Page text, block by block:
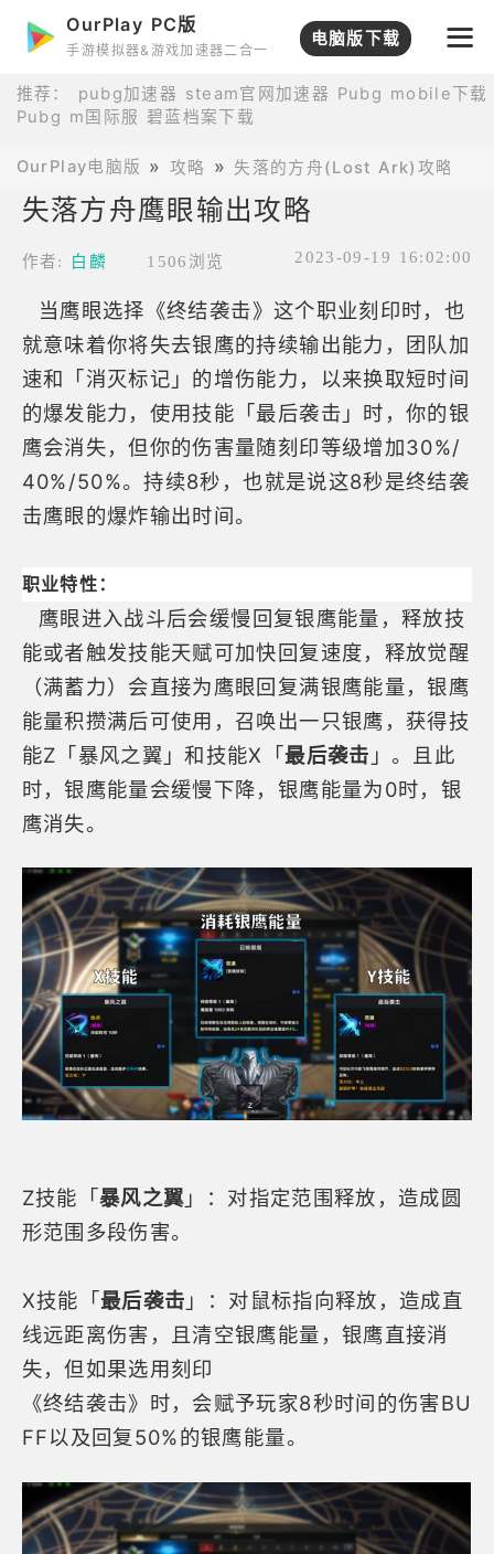
OurPlay PC版
手游模拟器&游戏加速器二合一
电脑版下载
推荐： pubg加速器 steam官网加速器
Pubg mobile下载
Pubg m国际服 碧蓝档案下载
OurPlay电脑版 攻略 失落的方舟(Lost Ark)攻略
失落方舟鹰眼输出攻略
作者: 白麟 1506浏览 2023-09-19 16:02:00
当鹰眼选择《终结袭击》这个职业刻印时，也
就意味着你将失去银鹰的持续输出能力，团队加
速和「消灭标记」的增伤能力，以来换取短时间
的爆发能力，使用技能「最后袭击」时，你的银
鹰会消失，但你的伤害量随刻印等级增加30%/
40%/50%。持续8秒，也就是说这8秒是终结袭
击鹰眼的爆炸输出时间。
职业特性：
鹰眼进入战斗后会缓慢回复银鹰能量，释放技
能或者触发技能天赋可加快回复速度，释放觉醒
（满蓄力）会直接为鹰眼回复满银鹰能量，银鹰
能量积攒满后可使用，召唤出一只银鹰，获得技
能Z「暴风之翼」和技能X「最后袭击 」。且此
时，银鹰能量会缓慢下降，银鹰能量为0时，银
鹰消失。
Z技能「暴风之翼 」：对指定范围释放，造成圆
形范围多段伤害。
X技能「最后袭击 」：对鼠标指向释放，造成直
线远距离伤害，且清空银鹰能量，银鹰直接消
失，但如果选用刻印
《终结袭击》时，会赋予玩家8秒时间的伤害BU
FF以及回复50%的银鹰能量。